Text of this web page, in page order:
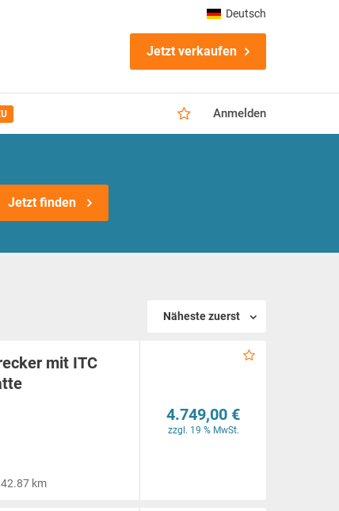
Jetzt verkaufen
Anmelden
Deutsch
Jetzt finden
Näheste zuerst
mit ITC
42.87 km
4.749,00 €
zzgl. 19 % MwSt.